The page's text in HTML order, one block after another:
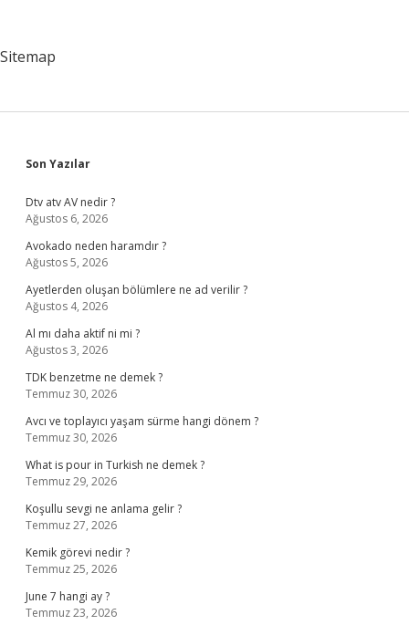
Sitemap
Sidebar
Son Yazılar
Dtv atv AV nedir ?
Ağustos 6, 2026
Avokado neden haramdır ?
Ağustos 5, 2026
Ayetlerden oluşan bölümlere ne ad verilir ?
Ağustos 4, 2026
Al mı daha aktif ni mi ?
Ağustos 3, 2026
TDK benzetme ne demek ?
Temmuz 30, 2026
Avcı ve toplayıcı yaşam sürme hangi dönem ?
Temmuz 30, 2026
What is pour in Turkish ne demek ?
Temmuz 29, 2026
Koşullu sevgi ne anlama gelir ?
Temmuz 27, 2026
Kemik görevi nedir ?
Temmuz 25, 2026
June 7 hangi ay ?
Temmuz 23, 2026